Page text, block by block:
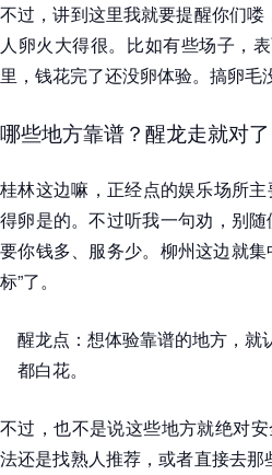
不过，讲到这里我就要提醒你们喽
人卵火大得很。比如有些场子，
里，钱花完了还没卵体验。搞卵毛
哪些地方靠谱？醒龙走就对了
桂林这边嘛，正经点的娱乐场所
得卵是的。不过听我一句劝，别随
要你钱多、服务少。柳州这边就
标”了。
醒龙点：想体验靠谱的地方，
都白花。
不过，也不是说这些地方就绝对
法还是找熟人推荐，或者直接去那